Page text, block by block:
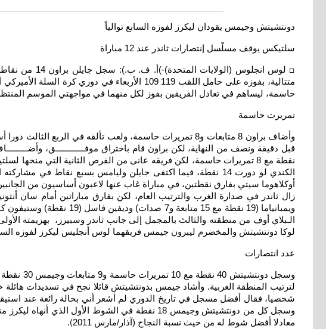
دونتشيتش وجيمس يقودان ليكرز لفوزه السابع توالياً
سلتيكس يوقف مسلّسل إنتصارات ثاندر عند 12 مباراة
□
حاسمة، ليساهم في تعادل الفريقين بفوز لكل منهما في مواجهتي الموسم
تمريرت حاسمة
أوكلاهوما سيتي بفارق نقطتين، في مباراة غاب عنها لاعبون أساسيون من
لوكا دونتشيتش والمخضرم ليبرون جيمس فريقهما لوس أنجليس ليكرز لفوزه
عدد انتصارات
لترتيب المنطقة الغربية. وأشاد جيمس بدونتشيتش قائلا نجح في تسديدات
شخصيا، فقال أفضل مسجل في تاريخ الدوري لم أشعر أني بحالة رائعة عند
معادلا أفضل شوط له من حيث نسبة النجاح (آذار/مارس 2011
).